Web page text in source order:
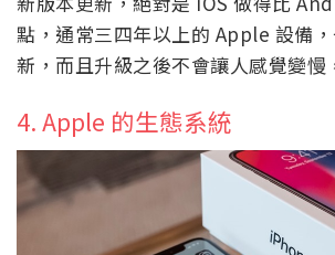
點，通常三四年以上的 Apple 設備
新，而且升級之後不會讓人感覺變慢
4. Apple 的生態系統